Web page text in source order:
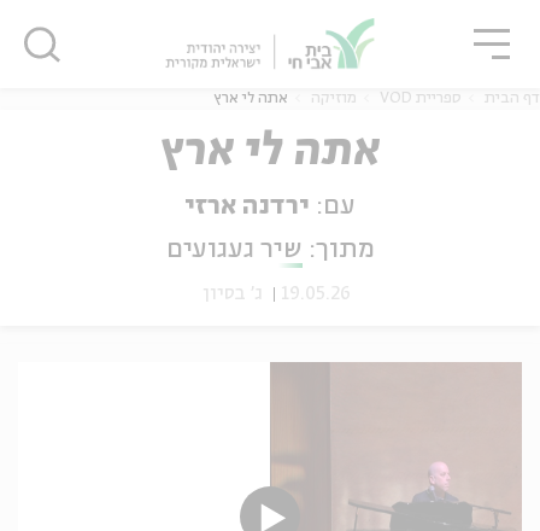
אנגלית
דף הבית ספריית VOD מוזיקה אתה לי ארץ
אתה לי ארץ
עם: ירדנה ארזי
מתוך: שיר געגועים
19.05.26 ג' בסיון
סגור